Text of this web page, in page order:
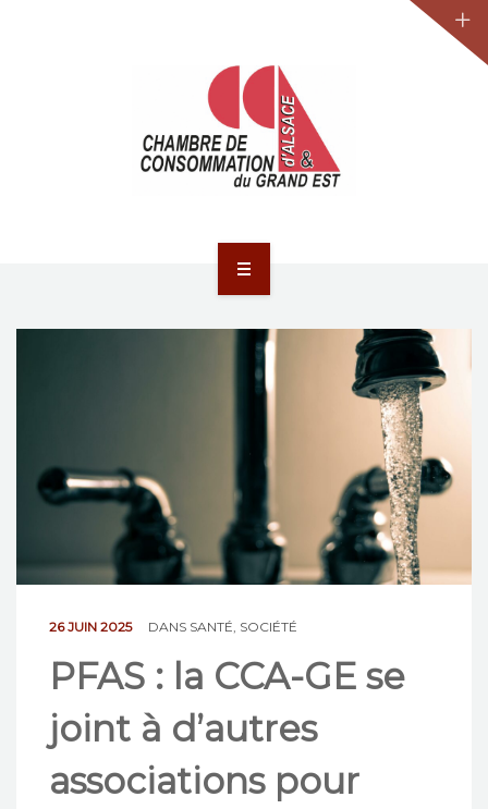
NOS ACTIONS
26 JUIN 2025 DANS SANTÉ SOCIÉTÉ
PFAS : la CCA-GE se
joint à d’autres
associations pour